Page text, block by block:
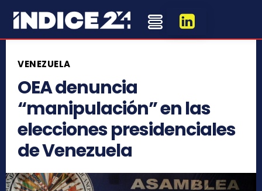
VENEZUELA
OEA denuncia
“manipulación” en las
elecciones presidenciales
de Venezuela